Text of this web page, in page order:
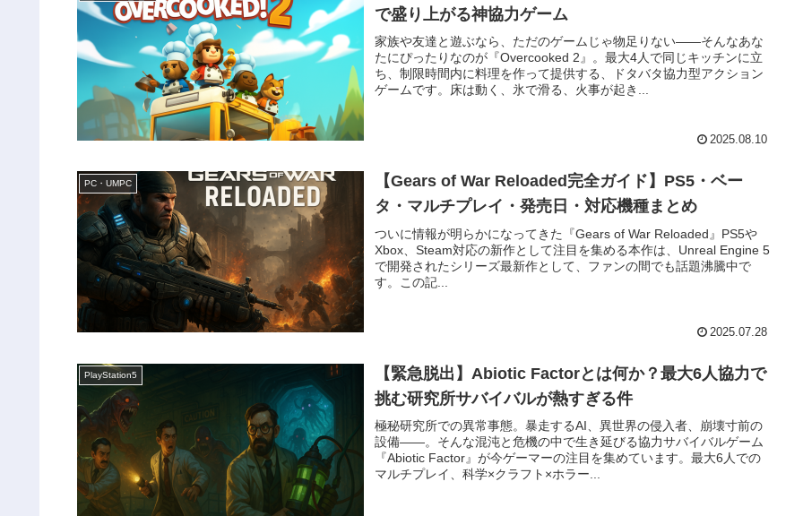
で盛り上がる神協力ゲーム
家族や友達と遊ぶなら、ただのゲームじゃ物足りない――そんなあな
たにぴったりなのが『Overcooked 2』。最大4人で同じキッチンに立
ち、制限時間内に料理を作って提供する、ドタバタ協力型アクション
ゲームです。床は動く、氷で滑る、火事が起き...
2025.08.10
PC・UMPC
【Gears of War Reloaded完全ガイド】PS5・ベー
タ・マルチプレイ・発売日・対応機種まとめ
ついに情報が明らかになってきた『Gears of War Reloaded』PS5や
Xbox、Steam対応の新作として注目を集める本作は、Unreal Engine 5
で開発されたシリーズ最新作として、ファンの間でも話題沸騰中で
す。この記...
2025.07.28
PlayStation5
【緊急脱出】Abiotic Factorとは何か？最大6人協力で
挑む研究所サバイバルが熱すぎる件
極秘研究所での異常事態。暴走するAI、異世界の侵入者、崩壊寸前の
設備――。そんな混沌と危機の中で生き延びる協力サバイバルゲーム
『Abiotic Factor』が今ゲーマーの注目を集めています。最大6人での
マルチプレイ、科学×クラフト×ホラー...